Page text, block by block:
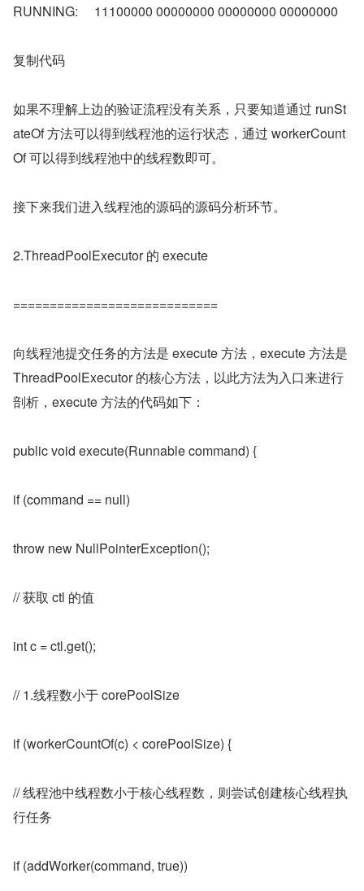
RUNNING:     11100000 00000000 00000000 00000000
复制代码
如果不理解上边的验证流程没有关系，只要知道通过 runSt
ateOf 方法可以得到线程池的运行状态，通过 workerCount
Of 可以得到线程池中的线程数即可。
接下来我们进入线程池的源码的源码分析环节。
2.ThreadPoolExecutor 的 execute
============================
向线程池提交任务的方法是 execute 方法，execute 方法是
ThreadPoolExecutor 的核心方法，以此方法为入口来进行
剖析，execute 方法的代码如下：
public void execute(Runnable command) {
if (command == null)
throw new NullPointerException();
// 获取 ctl 的值
int c = ctl.get();
// 1.线程数小于 corePoolSize
if (workerCountOf(c) < corePoolSize) {
// 线程池中线程数小于核心线程数，则尝试创建核心线程执
行任务
if (addWorker(command, true))